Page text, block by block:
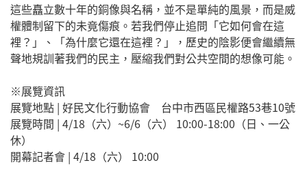
這些矗立數十年的銅像與名稱，並不是單純的風景，而是威
權體制留下的未竟傷痕。若我們停止追問「它如何會在這
裡？」、「為什麼它還在這裡？」，歷史的陰影便會繼續無
聲地規訓著我們的民主，壓縮我們對公共空間的想像可能。
※展覽資訊
展覽地點 | 好民文化行動協會 台中市西區民權路53巷10號
展覽時間 | 4/18（六）~6/6（六） 10:00-18:00（日、一公
休）
開幕記者會 | 4/18（六） 10:00